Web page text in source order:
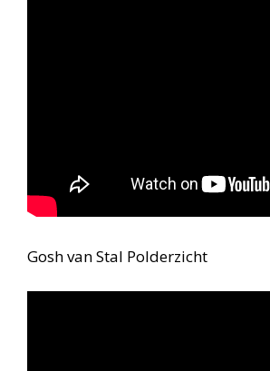
Gosh van Stal Polderzicht